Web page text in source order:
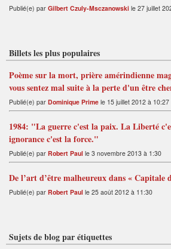
Publié(e) par Gilbert Czuly-Msczanowski le 27 juillet
Billets les plus populaires
Poème sur la mort, prière amérindienne
vous sentez mal suite à la perte d'un être
Publié(e) par Dominique Prime le 15 juillet 2012 à 10:27
1984: "La guerre c'est la paix. La Liberté
ignorance c'est la force."
Publié(e) par Robert Paul le 3 novembre 2013 à 1:30
De l’art d’être malheureux dans « Capitale
Publié(e) par Robert Paul le 25 août 2012 à 11:30
Sujets de blog par étiquettes